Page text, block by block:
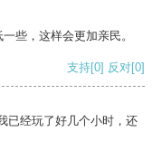
些，这样会更加亲民。
支持[0] 反对[0]
已经玩了好几个小时，还